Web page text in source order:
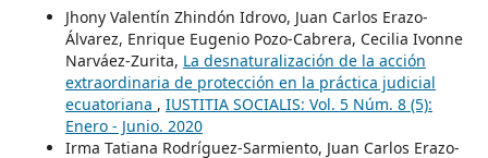
Jhony Valentín Zhindón Idrovo, Juan Carlos Erazo-
Álvarez, Enrique Eugenio Pozo-Cabrera, Cecilia Ivonne
Narváez-Zurita, La desnaturalización de la acción
extraordinaria de protección en la práctica judicial
ecuatoriana , IUSTITIA SOCIALIS: Vol. 5 Núm. 8 (5):
Enero - Junio. 2020
Irma Tatiana Rodríguez-Sarmiento, Juan Carlos Erazo-